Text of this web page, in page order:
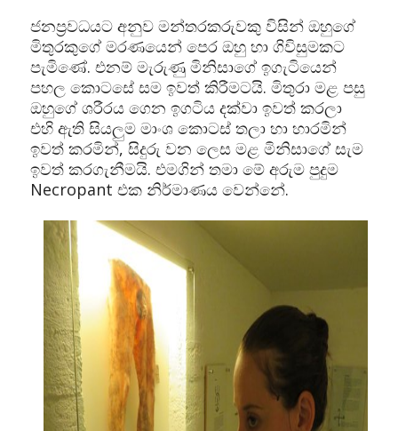
ජනප්‍රවධයට අනුව මන්තරකරුවකු විසින් ඔහුගේ
මිතුරකුගේ මරණයෙන් පෙර ඔහු හා ගිවිසුමකට
පැමිණේ. එනම් මැරුණු මිනිසාගේ ඉගැටියෙන්
පහල කොටසේ සම ඉවත් කිරීමටයි. මිතුරා මළ පසු
ඔහුගේ ශරීරය ගෙන ඉගටිය දක්වා ඉවත් කරලා
එහි ඇති සියලුම මාංශ කොටස් තලා හා හාරමින්
ඉවත් කරමින්, සිදුරු වන ලෙස මළ මිනිසාගේ සැම
ඉවත් කරගැනීමයි. එමගින් තමා මේ අරුම පුදුම
Necropant එක නිර්මාණය වෙන්නේ.